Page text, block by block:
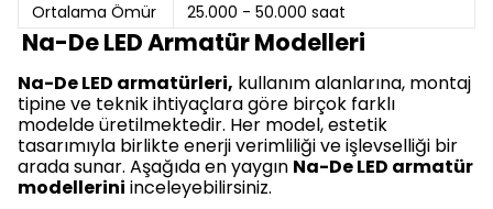
Ortalama Ömür
25.000 - 50.000 saat
Na-De LED Armatür Modelleri
Na-De LED armatürleri, kullanım alanlarına, montaj
tipine ve teknik ihtiyaçlara göre birçok farklı
modelde üretilmektedir. Her model, estetik
tasarımıyla birlikte enerji verimliliği ve işlevselliği bir
arada sunar. Aşağıda en yaygın Na-De LED armatür
modellerini inceleyebilirsiniz.